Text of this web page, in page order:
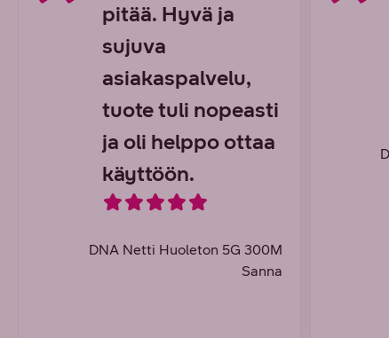
pitää. Hyvä ja
sujuva
asiakaspalvelu,
tuote tuli nopeasti
ja oli helppo ottaa
käyttöön.
DNA Netti Huoleton 5G 300M
Sanna